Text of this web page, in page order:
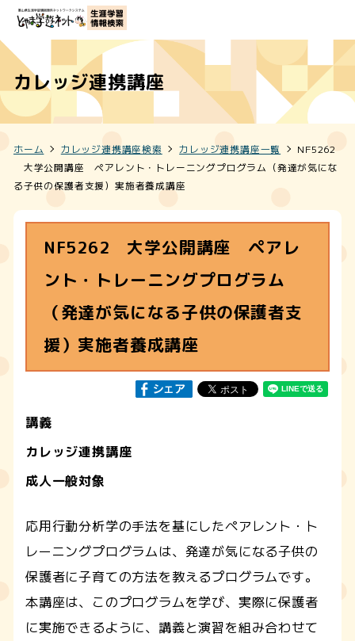
カレッジ連携講座
ホーム カレッジ連携講座検索 カレッジ連携講座一覧
NF5262
大学公開講座 ペアレント・トレーニングプログラム（発達が気にな
る子供の保護者支援）実施者養成講座
NF5262 大学公開講座 ペアレ
ント・トレーニングプログラム
（発達が気になる子供の保護者支
援）実施者養成講座
講義
カレッジ連携講座
成人一般対象
応用行動分析学の手法を基にしたペアレント・ト
レーニングプログラムは、発達が気になる子供の
保護者に子育ての方法を教えるプログラムです。
本講座は、このプログラムを学び、実際に保護者
に実施できるように、講義と演習を組み合わせて